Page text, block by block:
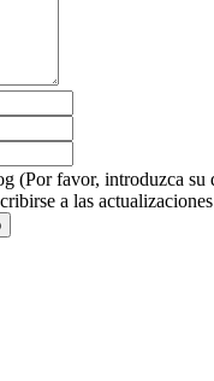
(Por favor, introduzca su
a las